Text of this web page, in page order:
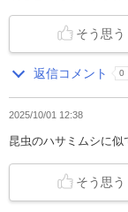
そう思う
返信コメント 0
2025/10/01 12:38
昆虫のハサミムシに似
そう思う